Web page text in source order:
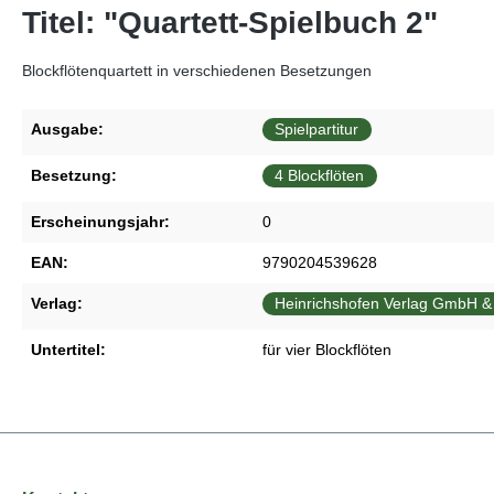
Titel: "Quartett-Spielbuch 2"
Blockflötenquartett in verschiedenen Besetzungen
Ausgabe: Spielpartitur
Besetzung: 4 Blockflöten
Erscheinungsjahr: 0
EAN: 9790204539628
Verlag: Heinrichshofen Verlag GmbH
Untertitel: für vier Blockflöten